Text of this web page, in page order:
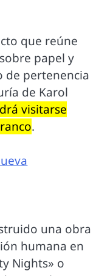
que reúne
papel y
de pertenencia
de Karol
visitarse
.
una obra
humana en
Nights» o